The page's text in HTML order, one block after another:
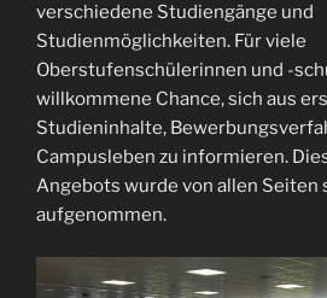
verschiedene Studiengänge und
Studienmöglichkeiten. Für viele
Oberstufenschülerinnen und -
willkommene Chance, sich aus
Studieninhalte,
Campusleben zu informieren.
Angebots wurde von allen Seiten
aufgenommen.